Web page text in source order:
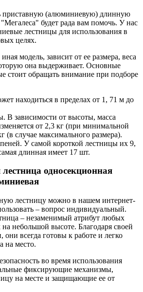
приставную (алюминиевую) длинную
будет рада вам помочь. У нас
лестницы для использования в
целях.
модель, зависит от ее размера, веса
она выдерживает. Основные
стоит обращать внимание при подборе
находиться в пределах от 1, 71 м до
В зависимости от высоты, масса
от 2,3 кг (при минимальной
(в случае максимального размера).
У самой короткой лестницы их 9,
длинная имеет 17 шт.
лестница односекционная
лестницу можно в нашем интернет-
– вопрос индивидуальный.
– незаменимый атрибут любых
небольшой высоте. Благодаря своей
они всегда готовы к работе и легко
на место.
во время использования
фиксирующие механизмы,
на месте и защищающие ее от